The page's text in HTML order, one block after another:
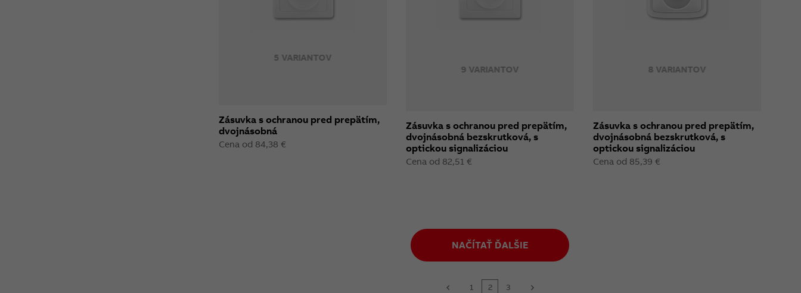
5 VARIANTOV
Zásuvka s ochranou pred prepätím,
dvojnásobná
Cena od 84,38 €
9 VARIANTOV
Zásuvka s ochranou pred prepätím,
dvojnásobná bezskrutková, s
optickou signalizáciou
Cena od 82,51 €
8 VARIANTOV
Zásuvka s ochranou pred prepätím,
dvojnásobná bezskrutková, s
optickou signalizáciou
Cena od 85,39 €
NAČÍTAŤ ĎALŠIE
1 2
3